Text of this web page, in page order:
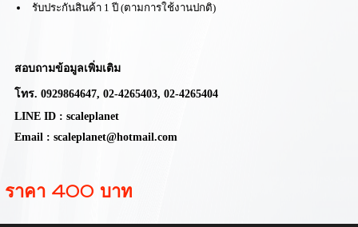
รับประกันสินค้า 1 ปี (ตามการใช้งานปกติ)
สอบถามข้อมูลเพิ่มเติม
โทร. 0929864647, 02-4265403, 02-4265404
LINE ID : scaleplanet
Email : scaleplanet@hotmail.com
ราคา 400 บาท